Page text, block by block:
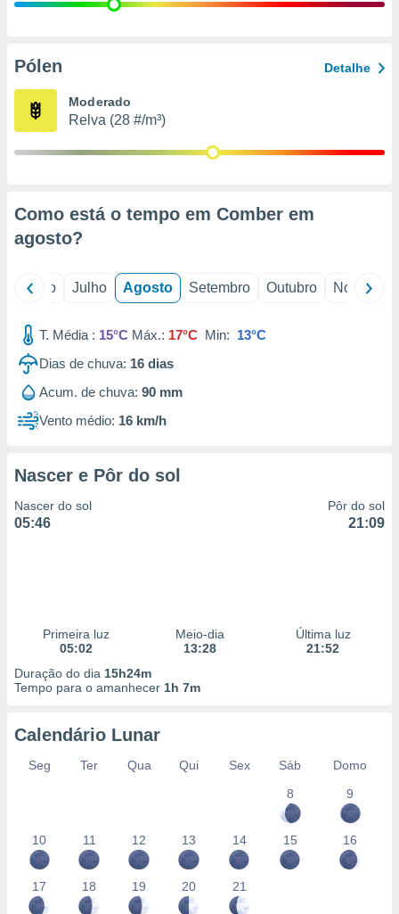
e
de
Pólen Detalhe
Moderado
Relva (28 #/m³)
Como está o tempo em Comber em
agosto?
Junho Julho Agosto Setembro Outubro Novembro
T. Média : 15°C Máx.: 17°C Min: 13°C
Dias de chuva: 16 dias
Acum. de chuva: 90 mm
Vento médio: 16 km/h
Nascer e Pôr do sol
Nascer do sol
05:46
Pôr do sol
21:09
Primeira luz
05:02
Meio-dia
13:28
Última luz
21:52
Duração do dia 15h24m
Tempo para o amanhecer 1h 7m
Calendário Lunar
Seg Ter Qua Qui Sex Sáb
Domo
8
9
10 11 12 13 14 15 16
17 18 19 20 21